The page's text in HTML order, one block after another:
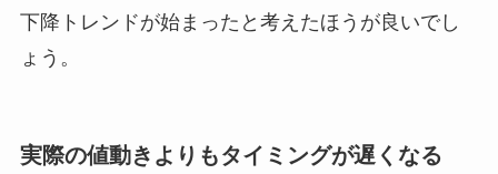
下降トレンドが始まったと考えたほうが良いでし
ょう。
実際の値動きよりもタイミングが遅くなる